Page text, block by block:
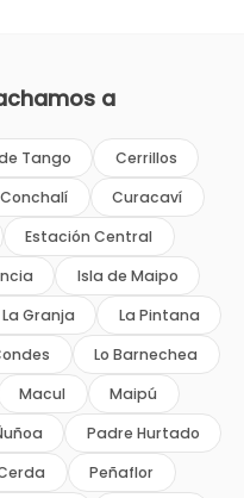
a
Tango
Cerrillos
Conchalí
Curacaví
Estación Central
Isla de Maipo
La Granja
La Pintana
Lo Barnechea
Macul
Maipú
Padre Hurtado
Peñaflor